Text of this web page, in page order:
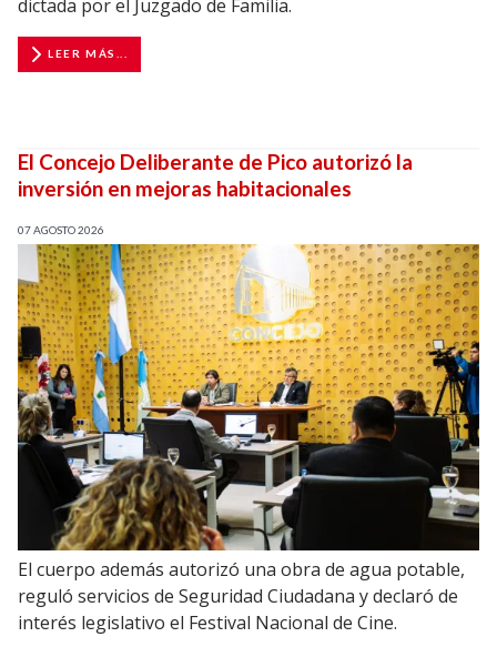
dictada por el Juzgado de Familia.
LEER MÁS...
El Concejo Deliberante de Pico autorizó la
inversión en mejoras habitacionales
07 AGOSTO 2026
El cuerpo además autorizó una obra de agua potable,
reguló servicios de Seguridad Ciudadana y declaró de
interés legislativo el Festival Nacional de Cine.